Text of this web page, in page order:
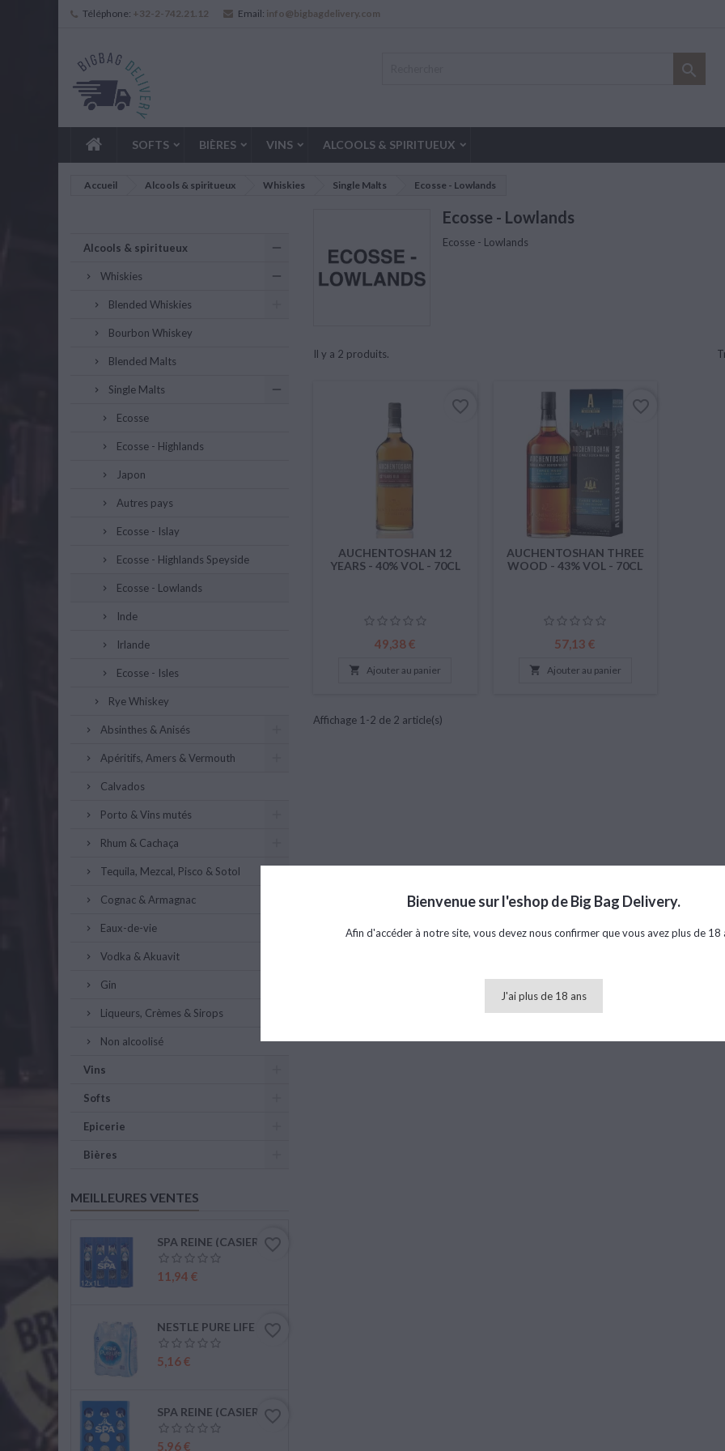
Téléphone: +32-2-742.21.12 Email: info@bigbagdelivery.com

SOFTS BIÈRES VINS ALCOOLS & SPIRITUEUX
Accueil Alcools & spiritueux Whiskies Single Malts Ecosse - Lowlands
Alcools & spiritueux
Whiskies
Blended Whiskies
Bourbon Whiskey
Blended Malts
Single Malts
Ecosse
Ecosse - Highlands
Japon
Autres pays
Ecosse - Islay
Ecosse - Highlands Speyside
Ecosse - Lowlands
Inde
Irlande
Ecosse - Isles
Rye Whiskey
Absinthes & Anisés
Apéritifs, Amers & Vermouth
Calvados
Porto & Vins mutés
Rhum & Cachaça
Tequila, Mezcal, Pisco & Sotol
Cognac & Armagnac
Eaux-de-vie
Vodka & Akuavit
Gin
Liqueurs, Crèmes & Sirops
Non alcoolisé
Vins
Softs
Epicerie
Bières
MEILLEURES VENTES
SPA REINE (CASIER DE 12 X 1L)
Prix
11,94 €
favorite_border
NESTLE PURE LIFE (6 X 1,5L PET)
Prix
5,16 €
favorite_border
SPA REINE (CASIER DE 6 X 1L)
Prix
5,96 €
favorite_border
Ecosse - Lowlands
Ecosse - Lowlands
Il y a 2 produits.
AUCHENTOSHAN 12
YEARS - 40% VOL - 70CL
Prix
49,38 €
 Ajouter au panier
favorite_border
AUCHENTOSHAN THREE
WOOD - 43% VOL - 70CL
Prix
57,13 €
 Ajouter au panier
favorite_border
Affichage 1-2 de 2 article(s)
Bienvenue sur l'eshop de Big Bag Delivery.
Afin d'accéder à notre site, vous devez nous confirmer que vous avez plus de 18
J'ai plus de 18 ans